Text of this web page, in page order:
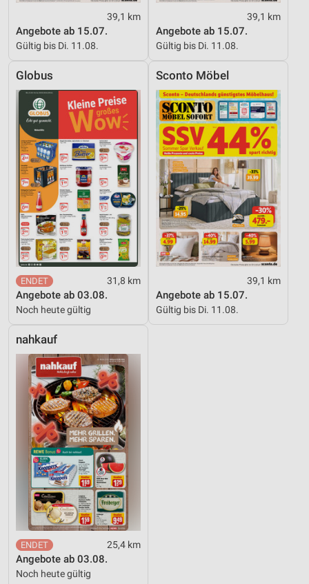
39,1 km
Angebote ab 15.07.
Gültig bis Di. 11.08.
39,1 km
Angebote ab 15.07.
Gültig bis Di. 11.08.
Globus
31,8 km
Angebote ab 03.08.
Noch heute gültig
Sconto Möbel
39,1 km
Angebote ab 15.07.
Gültig bis Di. 11.08.
nahkauf
25,4 km
Angebote ab 03.08.
Noch heute gültig